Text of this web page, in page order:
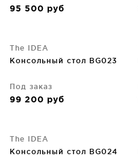
95 500 руб
The IDEA
Консольный стол BG023
Под заказ
99 200 руб
The IDEA
Консольный стол BG024